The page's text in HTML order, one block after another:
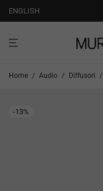
ENGLISH
Home / Audio / Diffusori /
-13%